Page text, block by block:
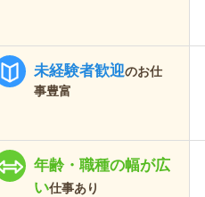
未経験者歓迎のお仕
事豊富
年齢・職種の幅が広
い仕事あり